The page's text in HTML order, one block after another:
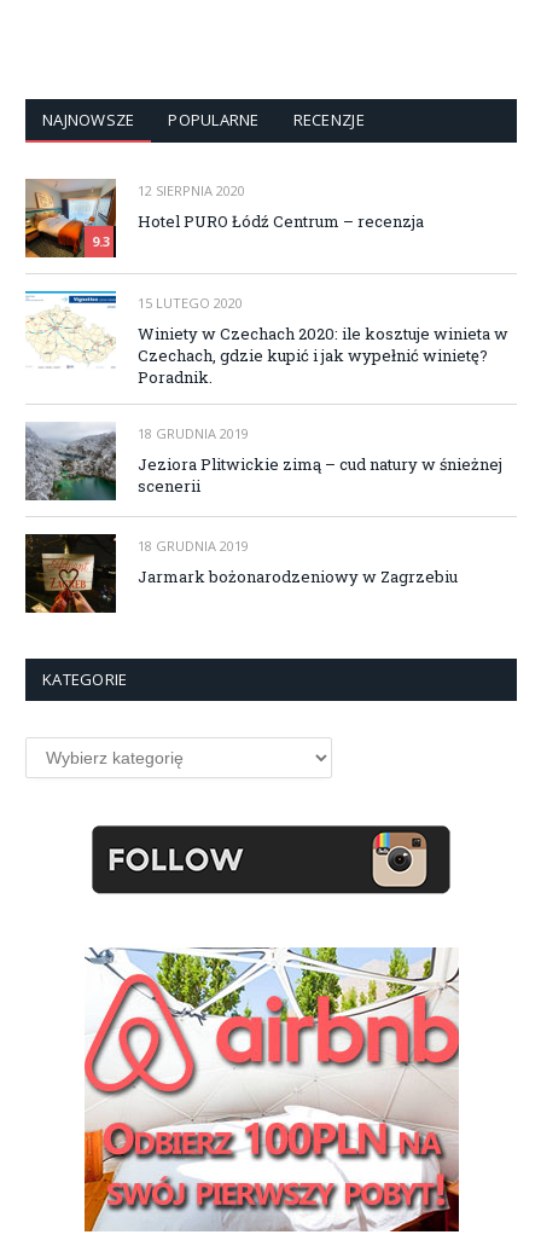
NAJNOWSZE POPULARNE RECENZJE
9.3
12 SIERPNIA 2020
Hotel PURO Łódź Centrum – recenzja
15 LUTEGO 2020
Winiety w Czechach 2020: ile kosztuje winieta w
Czechach, gdzie kupić i jak wypełnić winietę?
Poradnik.
18 GRUDNIA 2019
Jeziora Plitwickie zimą – cud natury w śnieżnej
scenerii
18 GRUDNIA 2019
Jarmark bożonarodzeniowy w Zagrzebiu
KATEGORIE
Kategorie